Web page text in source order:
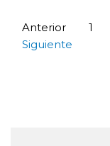
Anterior 1
Siguiente